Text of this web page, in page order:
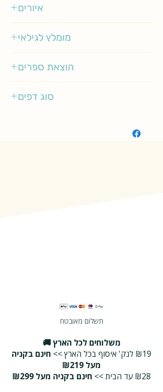
איורים
מומלץ לגילאי
הוצאת ספרים
סוג דפים
תשלום מאובטח
משלוחים לכל הארץ 🚚
₪19 לנק' איסוף בכל הארץ >>
חינם בקניה
מעל ₪219
₪28 עד הבית >>
חינם בקניה מעל ₪299